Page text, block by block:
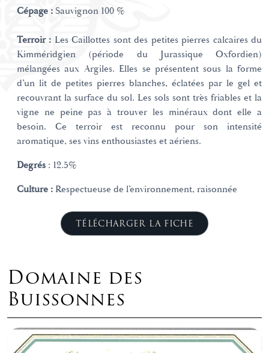
Cépage :Sauvignon 100 %
Terroir: Les Caillottes sont des petites pierres calcaires du
Kimméridgien (période du Jurassique Oxfordien)
mélangées aux Argiles. Elles se présentent sous la forme
d’un lit de petites pierres blanches, éclatées par le gel et
recouvrant la surface du sol. Les sols sont très friables et la
vigne ne peine pas à trouver les minéraux dont elle a
besoin. Ce terroir est reconnu pour son intensité
aromatique, ses vins enthousiastes et aériens.
Degrés : 12.5%
Culture :Respectueuse de l’environnement, raisonnée
TÉLÉCHARGER LA FICHE
Domaine des
Buissonnes